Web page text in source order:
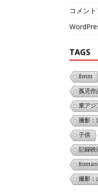
コメン
TAGS
8mm
孤児作
東アジ
撮影：
子供
記録映
Itoman
撮影：